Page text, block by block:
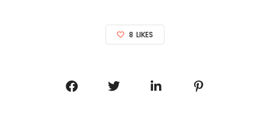
8 LIKES